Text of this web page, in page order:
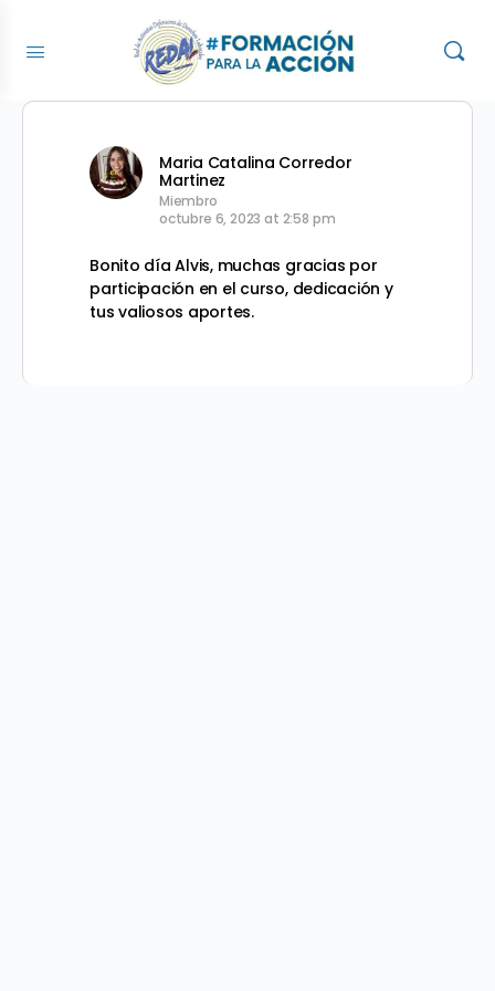
Maria Catalina Corredor
Martinez
Miembro
octubre 6, 2023 at 2:58 pm
Bonito día Alvis, muchas gracias por
participación en el curso, dedicación y
tus valiosos aportes.